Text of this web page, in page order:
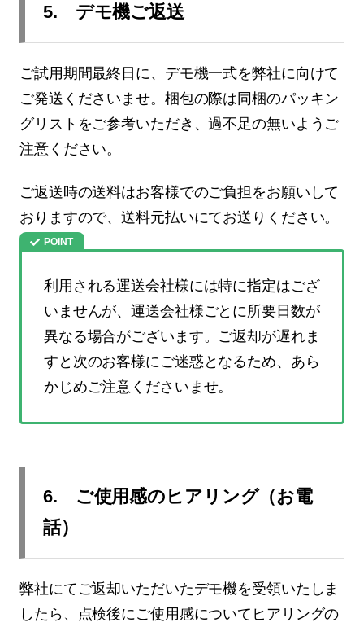
5. デモ機ご返送
ご試用期間最終日に、デモ機一式を弊社に向けて
ご発送くださいませ。梱包の際は同梱のパッキン
グリストをご参考いただき、過不足の無いようご
注意ください。
ご返送時の送料はお客様でのご負担をお願いして
おりますので、送料元払いにてお送りください。
利用される運送会社様には特に指定はござ
いませんが、運送会社様ごとに所要日数が
異なる場合がございます。ご返却が遅れま
すと次のお客様にご迷惑となるため、あら
かじめご注意くださいませ。
6. ご使用感のヒアリング（お電
話）
弊社にてご返却いただいたデモ機を受領いたしま
したら、点検後にご使用感についてヒアリングの